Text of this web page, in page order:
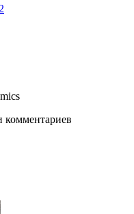
комментариев